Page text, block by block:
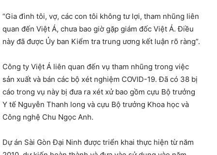
“Gia đình tôi, vợ, các con tôi không tư lợi, tham nhũng liên
quan đến Việt Á, chưa bao giờ gặp giám đốc Việt Á. Điều
này đã được Ủy ban Kiểm tra trung ương kết luận rõ ràng”.
Công ty Việt Á liên quan đến vụ tham nhũng trong việc
sản xuất và bán các bộ xét nghiệm COVID-19. Đã có 38 bị
cáo trong vụ này bị đưa ra xét xử bao gồm cựu Bộ trưởng
Y tế Nguyễn Thanh long và cựu Bộ trưởng Khoa học và
Công nghệ Chu Ngọc Anh.
Dự án Sài Gòn Đại Ninh được triển khai thực hiện từ năm